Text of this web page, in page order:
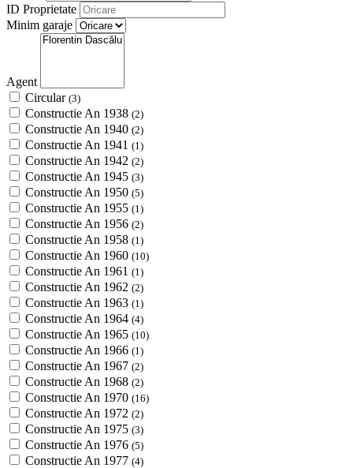
ID Proprietate
Minim garaje
Agent
Circular (3)
Constructie An 1938 (2)
Constructie An 1940 (2)
Constructie An 1941 (1)
Constructie An 1942 (2)
Constructie An 1945 (3)
Constructie An 1950 (5)
Constructie An 1955 (1)
Constructie An 1956 (2)
Constructie An 1958 (1)
Constructie An 1960 (10)
Constructie An 1961 (1)
Constructie An 1962 (2)
Constructie An 1963 (1)
Constructie An 1964 (4)
Constructie An 1965 (10)
Constructie An 1966 (1)
Constructie An 1967 (2)
Constructie An 1968 (2)
Constructie An 1970 (16)
Constructie An 1972 (2)
Constructie An 1975 (3)
Constructie An 1976 (5)
Constructie An 1977 (4)